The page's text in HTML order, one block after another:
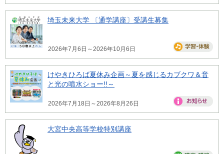
埼玉未来大学 〔通学講座〕受講生募集
2026年7月6日～2026年10月6日
けやきひろば夏休み企画～夏を感じるカブクワ＆音
と光の噴水ショー!!～
2026年7月18日～2026年8月26日
大宮中央高等学校特別講座